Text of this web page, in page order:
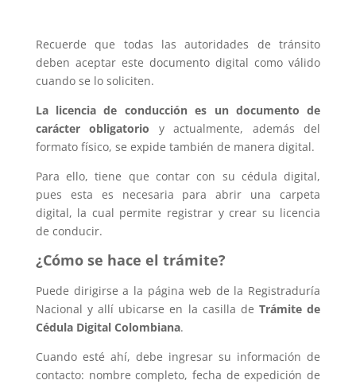
Recuerde que todas las autoridades de tránsito
deben aceptar este documento digital como válido
cuando se lo soliciten.
La licencia de conducción es un documento de
carácter obligatorio y actualmente, además del
formato físico, se expide también de manera digital.
Para ello, tiene que contar con su cédula digital,
pues esta es necesaria para abrir una carpeta
digital, la cual permite registrar y crear su licencia
de conducir.
¿Cómo se hace el trámite?
Puede dirigirse a la página web de la Registraduría
Nacional y allí ubicarse en la casilla deTrámite de
Cédula Digital Colombiana.
Cuando esté ahí, debe ingresar su información de
contacto: nombre completo, fecha de expedición de